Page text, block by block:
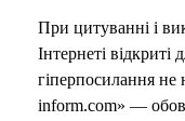
При цитуванні і
Інтернеті
гіперпосилання
inform.com» —